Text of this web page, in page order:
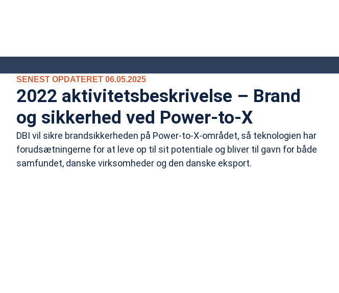
SENEST OPDATERET 06.05.2025
2022 aktivitetsbeskrivelse – Brand
og sikkerhed ved Power-to-X
DBI vil sikre brandsikkerheden på Power-to-X-området, så teknologien har
forudsætningerne for at leve op til sit potentiale og bliver til gavn for både
samfundet, danske virksomheder og den danske eksport.